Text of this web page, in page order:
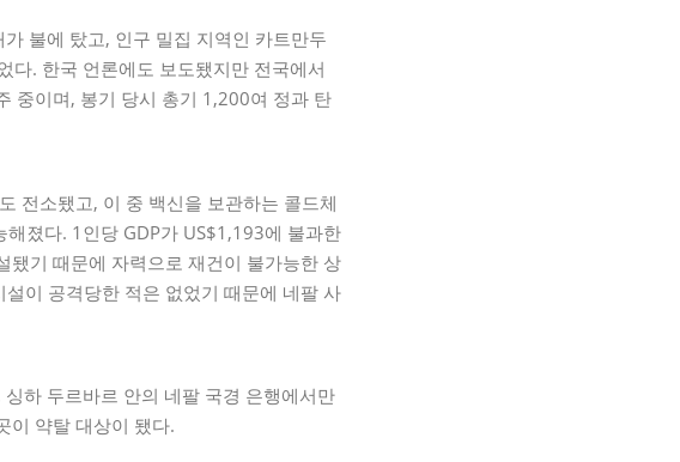
불에 탔고, 인구 밀집 지역인 카트만두
. 한국 언론에도 보도됐지만 전국에서
중이며, 봉기 당시 총기 1,200여 정과 탄
전소됐고, 이 중 백신을 보관하는 콜드체
졌다. 1인당 GDP가 US$1,193에 불과한
됐기 때문에 자력으로 재건이 불가능한 상
이 공격당한 적은 없었기 때문에 네팔 사
하 두르바르 안의 네팔 국경 은행에서만
이 약탈 대상이 됐다.